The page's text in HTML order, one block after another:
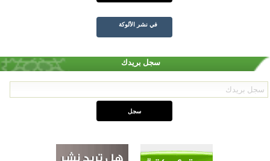
في نشر الألوكة
سجل بريدك